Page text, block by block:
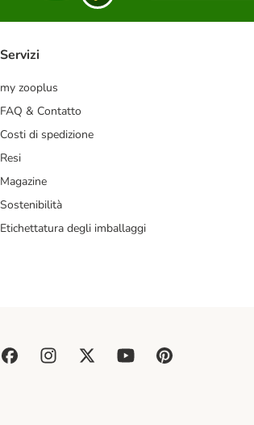
Servizi
my zooplus
FAQ & Contatto
Costi di spedizione
Resi
Magazine
Sostenibilità
Etichettatura degli imballaggi